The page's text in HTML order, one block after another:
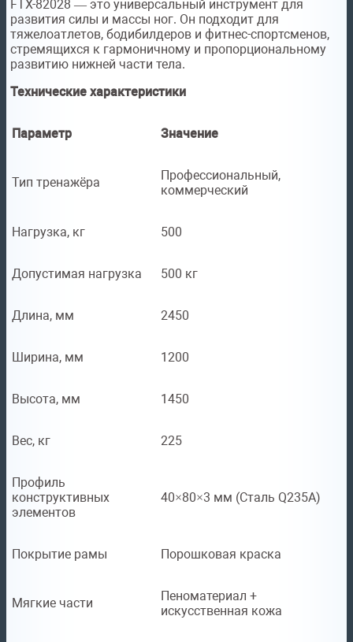
FTX-82028 — это универсальный инструмент для
развития силы и массы ног. Он подходит для
тяжелоатлетов, бодибилдеров и фитнес-спортсменов,
стремящихся к гармоничному и пропорциональному
развитию нижней части тела.
Технические характеристики
Параметр Значение
Тип тренажёра
Профессиональный,
коммерческий
Нагрузка, кг 500
Допустимая нагрузка 500 кг
Длина, мм 2450
Ширина, мм 1200
Высота, мм 1450
Вес, кг 225
Профиль
конструктивных
элементов
40×80×3 мм (Сталь Q235A)
Покрытие рамы Порошковая краска
Мягкие части
Пеноматериал +
искусственная кожа